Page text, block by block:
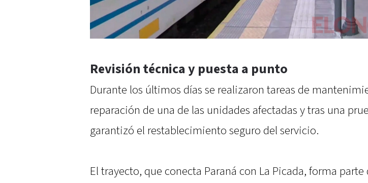
Revisión técnica y puesta a punto
Durante los últimos días se realizaron tareas de
reparación de una de las unidades afectadas y tras una
garantizó el restablecimiento seguro del servicio.
El trayecto, que conecta Paraná con La Picada, forma parte